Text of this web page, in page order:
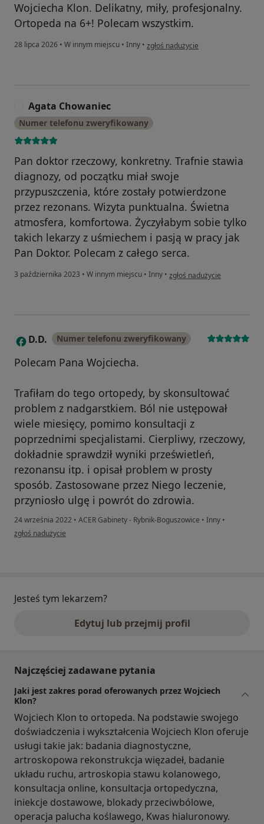
Wojciecha Klon. Delikatny, miły, profesjonalny.
Ortopeda na 6+! Polecam wszystkim.
28 lipca 2026 • W innym miejscu • Inny • w opinii użytkownika Dominika
zgłoś nadużycie
Agata Chowaniec
Numer telefonu zweryfikowany
Pan doktor rzeczowy, konkretny. Trafnie stawia
diagnozy, od początku miał swoje
przypuszczenia, które zostały potwierdzone
przez rezonans. Wizyta punktualna. Świetna
atmosfera, komfortowa. Życzyłabym sobie tylko
takich lekarzy z uśmiechem i pasją w pracy jak
Pan Doktor. Polecam z całego serca.
3 października 2023 • W innym miejscu • Inny • w opinii użytkownika Agata
zgłoś nadużycie
D D.D. Numer telefonu zweryfikowany
Polecam Pana Wojciecha.
Trafiłam do tego ortopedy, by skonsultować
problem z nadgarstkiem. Ból nie ustępował
wiele miesięcy, pomimo konsultacji z
poprzednimi specjalistami. Cierpliwy, rzeczowy,
dokładnie sprawdził wyniki prześwietleń,
rezonansu itp. i opisał problem w prosty
sposób. Zastosowane przez Niego leczenie,
przyniosło ulgę i powrót do zdrowia.
24 września 2022 • ACER Gabinety - Rybnik-Boguszowice • Inny •
w opinii użytkownika D.D.
zgłoś nadużycie
Jesteś tym lekarzem?
Edytuj lub przejmij profil
Najczęściej zadawane pytania
Jaki jest zakres porad oferowanych przez Wojciech
Klon?
Wojciech Klon to ortopeda. Na podstawie swojego
doświadczenia i wykształcenia Wojciech Klon oferuje
usługi takie jak: badania diagnostyczne,
artroskopowa rekonstrukcja więzadeł, badanie
układu ruchu, artroskopia stawu kolanowego,
konsultacja online, konsultacja ortopedyczna,
iniekcje dostawowe, blokady przeciwbólowe,
operacja palucha koślawego, Kwas hialuronowy.